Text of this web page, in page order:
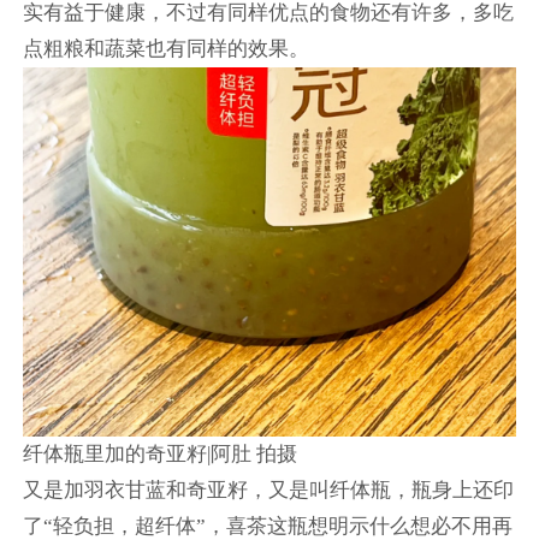
实有益于健康，不过有同样优点的食物还有许多，多吃
点粗粮和蔬菜也有同样的效果。
纤体瓶里加的奇亚籽|阿肚 拍摄
又是加羽衣甘蓝和奇亚籽，又是叫纤体瓶，瓶身上还印
了“轻负担，超纤体”，喜茶这瓶想明示什么想必不用再